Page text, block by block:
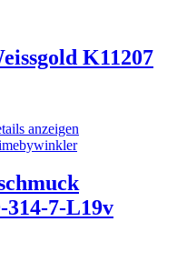
K11207
anzeigen
314-7-L19v